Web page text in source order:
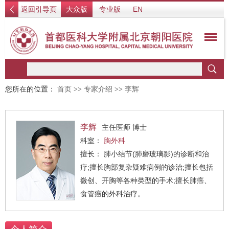
返回引导页 大众版 专业版 EN
您所在的位置： 首页 >> 专家介绍 >> 李辉
李辉
主任医师 博士
科室： 胸外科
擅长： 肺小结节(肺磨玻璃影)的诊断和治
疗;擅长胸部复杂疑难病例的诊治;擅长包括
微创、开胸等各种类型的手术;擅长肺癌、
食管癌的外科治疗。